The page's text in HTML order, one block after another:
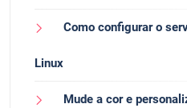
Como configurar o
Linux
Mude a cor e